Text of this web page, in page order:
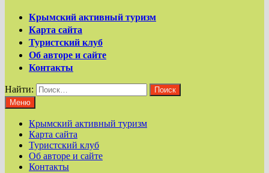
Крымский активный туризм
Карта сайта
Туристский клуб
Об авторе и сайте
Контакты
Найти:
Меню
Крымский активный туризм
Карта сайта
Туристский клуб
Об авторе и сайте
Контакты